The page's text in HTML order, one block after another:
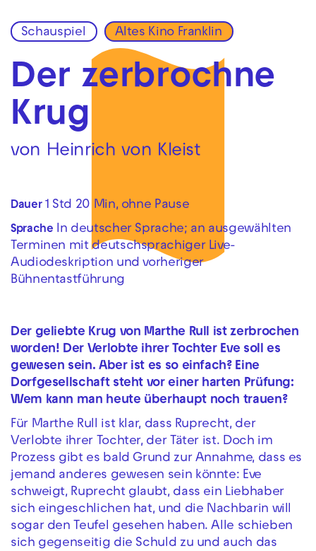
Zur Hauptnavigation springen
Zum Hauptinhalt springen Zum Footer springen
Schauspiel Altes Kino Franklin
Der zerbrochne
Krug
von Heinrich von Kleist
Dauer 1 Std 20 Min, ohne Pause
Sprache In deutscher Sprache; an ausgewählten
Terminen mit deutschsprachiger Live-
Audiodeskription und vorheriger
Bühnentastführung
Der geliebte Krug von Marthe Rull ist zerbrochen
worden! Der Verlobte ihrer Tochter Eve soll es
gewesen sein. Aber ist es so einfach? Eine
Dorfgesellschaft steht vor einer harten Prüfung:
Wem kann man heute überhaupt noch trauen?
Für Marthe Rull ist klar, dass Ruprecht, der
Verlobte ihrer Tochter, der Täter ist. Doch im
Prozess gibt es bald Grund zur Annahme, dass es
jemand anderes gewesen sein könnte: Eve
schweigt, Ruprecht glaubt, dass ein Liebhaber
sich eingeschlichen hat, und die Nachbarin will
sogar den Teufel gesehen haben. Alle schieben
sich gegenseitig die Schuld zu und auch das